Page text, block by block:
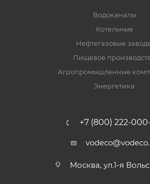
Водоканалы
Котельные
Нефтегазовые
Пищевое
Агропромышленные
Энергетика
+7 (800) 222-000-
Москва, ул.1-я